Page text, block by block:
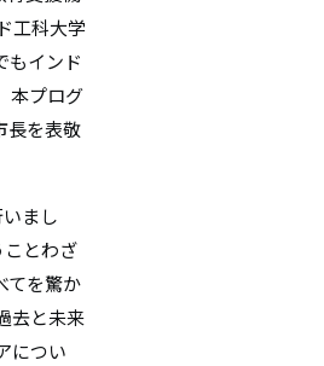
工科大学
もインド
本プログ
長を表敬
まし
とわざ
てを驚か
去と未来
につい